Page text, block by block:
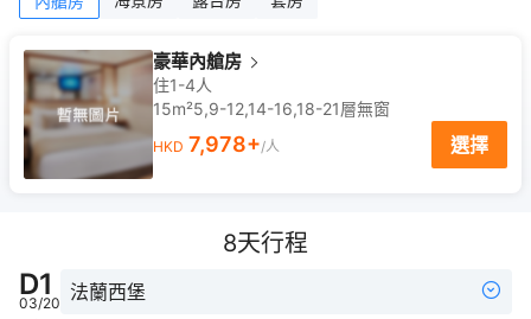
豪華內艙房
住1-4人
15m²5,9-12,14-16,18-21層無窗
HKD 7,978+/人 選擇
8天行程
D1
03/20 法蘭西堡